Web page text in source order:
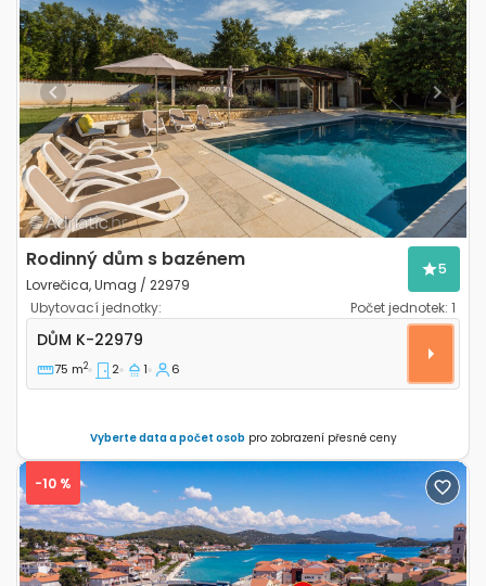
Previous Next
Rodinný dům s bazénem
Lovrečica, Umag / 22979
5
Ubytovací jednotky: Počet jednotek: 1
Dvoupokojový dům Lovrečica, Umag K-22979
DŮM K-22979
75 m2 2 1 6
Vyberte data a počet osob pro zobrazení přesné ceny
-10 %